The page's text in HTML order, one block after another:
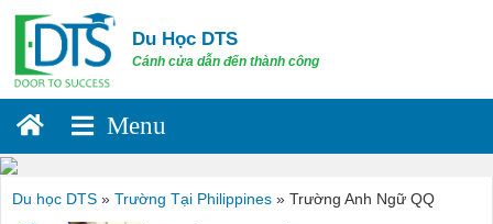
Du Học DTS
Cánh cửa dẫn đến thành công
Du học DTS » Trường Tại Philippines » Trường Anh Ngữ QQ